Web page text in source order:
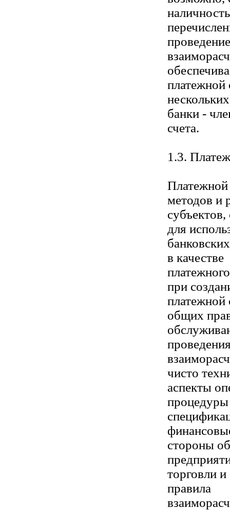
проведение
платежной
банки -
счета.
1.3.
Платежной
методов и
для
в качестве
при
платежной
общих
чисто
аспекты
процедуры
стороны
торговли
правила